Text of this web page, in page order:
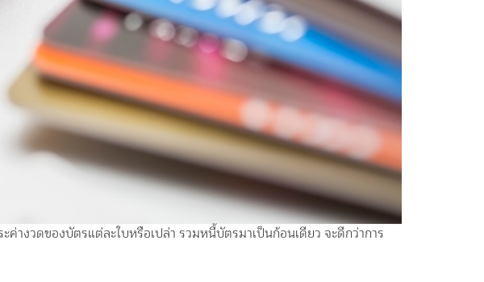
างวดของบัตรแต่ละใบหรือเปล่า รวมหนี้บัตรมาเป็นก้อนเดียว จะดีกว่าการ